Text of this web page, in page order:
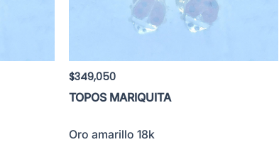
$349,050
TOPOS MARIQUITA
Oro amarillo 18k